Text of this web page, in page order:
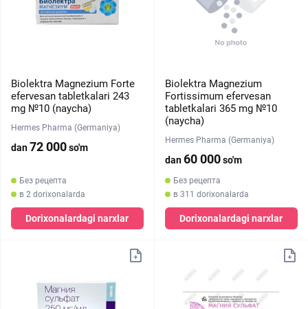
Biolektra Magnezium Forte
efervesan tabletkalari 243
mg №10 (naycha)
Hermes Pharma (Germaniya)
dan72 000so'm
Без рецепта
в 2 dorixonalarda
Dorixonalardagi narxlar
Biolektra Magnezium
Fortissimum efervesan
tabletkalari 365 mg №10
(naycha)
Hermes Pharma (Germaniya)
dan60 000so'm
Без рецепта
в 311 dorixonalarda
Dorixonalardagi narxlar